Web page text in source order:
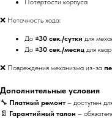
Потертости корпуса
❌ Неточность хода:
До ±30 сек./сутки для
До ±30 сек./месяц для
❌ Повреждения механизма из-за
Дополнительные условия
🔧 Платный ремонт – доступен
📄 Гарантийный талон –